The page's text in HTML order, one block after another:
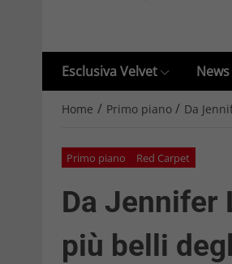
Esclusiva Velvet News
Home / Primo piano / Da
Primo piano Red Carpet
Da Jennifer
più belli